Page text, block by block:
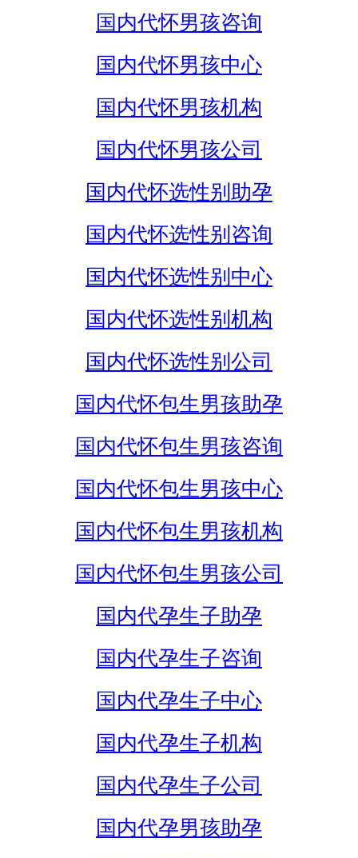
国内代怀男孩咨询
国内代怀男孩中心
国内代怀男孩机构
国内代怀男孩公司
国内代怀选性别助孕
国内代怀选性别咨询
国内代怀选性别中心
国内代怀选性别机构
国内代怀选性别公司
国内代怀包生男孩助孕
国内代怀包生男孩咨询
国内代怀包生男孩中心
国内代怀包生男孩机构
国内代怀包生男孩公司
国内代孕生子助孕
国内代孕生子咨询
国内代孕生子中心
国内代孕生子机构
国内代孕生子公司
国内代孕男孩助孕